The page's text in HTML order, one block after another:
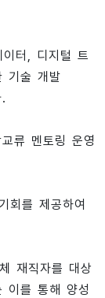
터, 디지털 트
기술 개발
류 멘토링 운영
회를 제공하여
재직자를 대상
이를 통해 양성